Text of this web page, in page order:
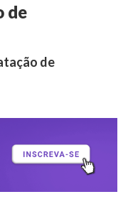
de
de